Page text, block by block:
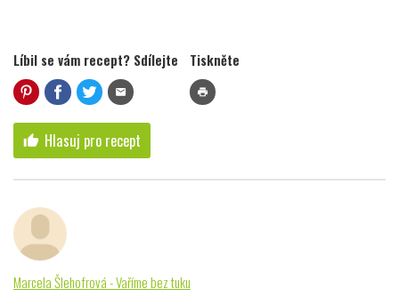
Líbil se vám recept? Sdílejte
mail
Tiskněte
print
thumb_up Hlasuj pro recept
Marcela Šlehofrová - Vaříme bez tuku